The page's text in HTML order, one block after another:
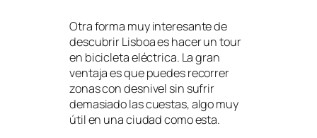
Otra forma muy interesante de
descubrir Lisboa es hacer un tour
en bicicleta eléctrica. La gran
ventaja es que puedes recorrer
zonas con desnivel sin sufrir
demasiado las cuestas, algo muy
útil en una ciudad como esta.